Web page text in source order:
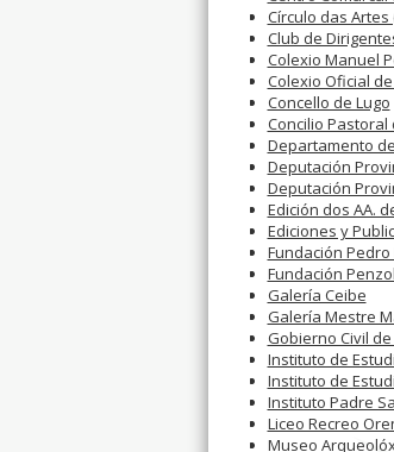
Círculo das Artes
Club de
Colexio Manuel
Colexio Oficial
Concello de Lugo
Concilio Pastoral
Departamento
Deputación
Deputación
Edición dos AA.
Ediciones y
Fundación
Fundación
Galería Ceibe
Galería Mestre
Gobierno Civil
Instituto de
Instituto de
Instituto Padre
Liceo Recreo
Museo